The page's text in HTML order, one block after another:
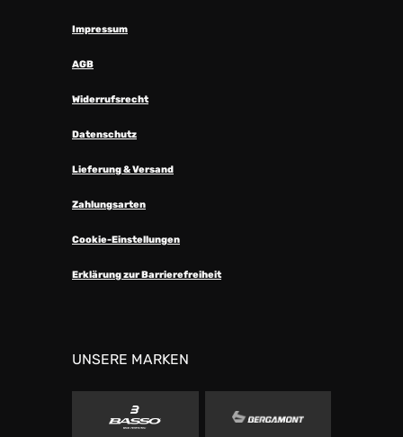
Impressum
AGB
Widerrufsrecht
Datenschutz
Lieferung & Versand
Zahlungsarten
Cookie-Einstellungen
Erklärung zur Barrierefreiheit
UNSERE MARKEN